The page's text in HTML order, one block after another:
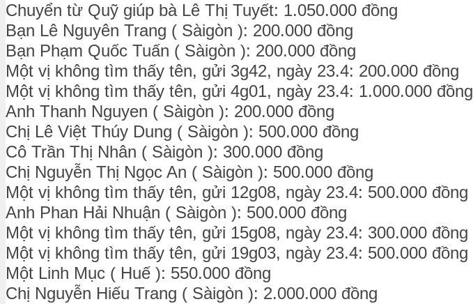
Chuyển từ Quỹ giúp bà Lê Thị Tuyết: 1.050.000 đồng
Bạn Lê Nguyên Trang ( Sàigòn ): 200.000 đồng
Bạn Phạm Quốc Tuấn ( Sàigòn ): 200.000 đồng
Một vị không tìm thấy tên, gửi 3g42, ngày 23.4: 200.000 đồng
Một vị không tìm thấy tên, gửi 4g01, ngày 23.4: 1.000.000 đồng
Anh Thanh Nguyen ( Sàigòn ): 200.000 đồng
Chị Lê Việt Thúy Dung ( Sàigòn ): 500.000 đồng
Cô Trần Thị Nhân ( Sàigòn ): 300.000 đồng
Chị Nguyễn Thị Ngọc An ( Sàigòn ): 500.000 đồng
Một vị không tìm thấy tên, gửi 12g08, ngày 23.4: 500.000 đồng
Anh Phan Hải Nhuận ( Sàigòn ): 500.000 đồng
Một vị không tìm thấy tên, gửi 15g08, ngày 23.4: 300.000 đồng
Một vị không tìm thấy tên, gửi 19g03, ngày 23.4: 500.000 đồng
Một Linh Mục ( Huế ): 550.000 đồng
Chị Nguyễn Hiếu Trang ( Sàigòn ): 2.000.000 đồng